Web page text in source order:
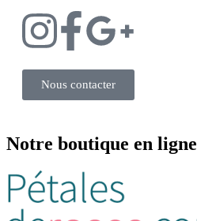
Nous contacter
Notre boutique en ligne